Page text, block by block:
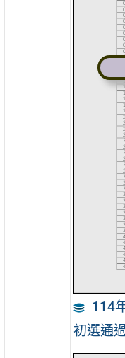
114
初選通